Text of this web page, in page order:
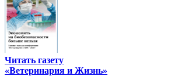
Читать газету
«Ветеринария и Жизнь»